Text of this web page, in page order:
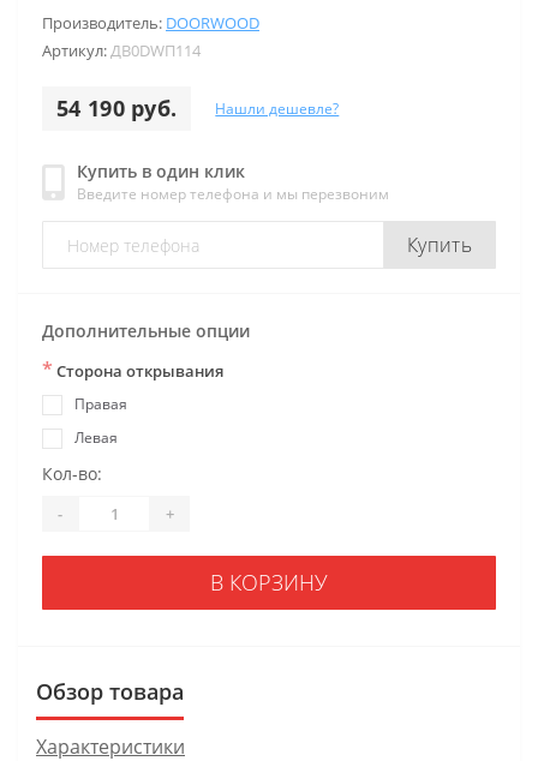
Производитель: DOORWOOD
Артикул:ДB0DWП114
54 190 руб. Нашли дешевле?
Купить в один клик
Введите номер телефона и мы перезвоним
Купить
Дополнительные опции
* Сторона открывания
Правая
Левая
Кол-во:
- +
В КОРЗИНУ
Обзор товара
Характеристики